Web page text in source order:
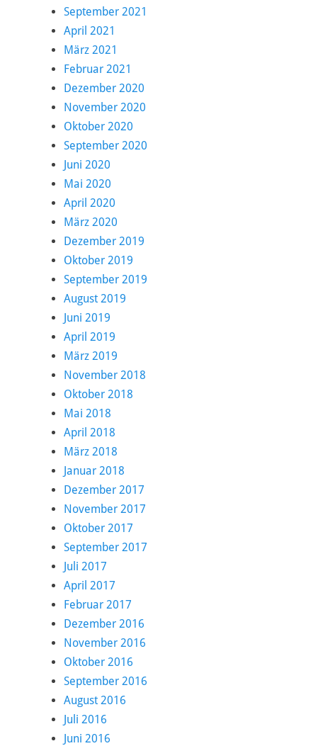
September 2021
April 2021
März 2021
Februar 2021
Dezember 2020
November 2020
Oktober 2020
September 2020
Juni 2020
Mai 2020
April 2020
März 2020
Dezember 2019
Oktober 2019
September 2019
August 2019
Juni 2019
April 2019
März 2019
November 2018
Oktober 2018
Mai 2018
April 2018
März 2018
Januar 2018
Dezember 2017
November 2017
Oktober 2017
September 2017
Juli 2017
April 2017
Februar 2017
Dezember 2016
November 2016
Oktober 2016
September 2016
August 2016
Juli 2016
Juni 2016